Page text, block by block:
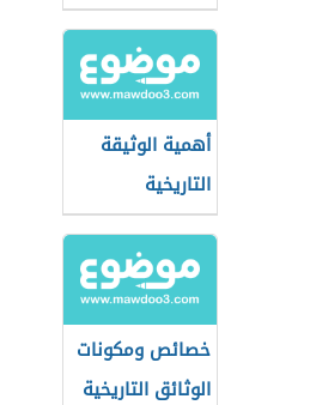
أهمية الوثيقة
التاريخية
خصائص ومكونات
الوثائق التاريخية